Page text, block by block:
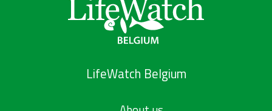
LifeWatch Belgium